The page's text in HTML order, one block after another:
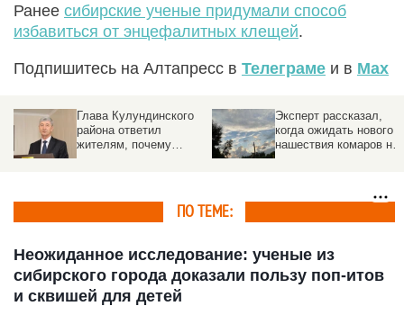
Ранее сибирские ученые придумали способ
избавиться от энцефалитных клещей.
Подпишитесь на Алтапресс в Телеграме и в Max
Глава Кулундинского
района ответил
жителям, почему
Эксперт рассказал,
когда ожидать нового
нашествия комаров на
ПО ТЕМЕ:
Неожиданное исследование: ученые из
сибирского города доказали пользу поп-итов
и сквишей для детей